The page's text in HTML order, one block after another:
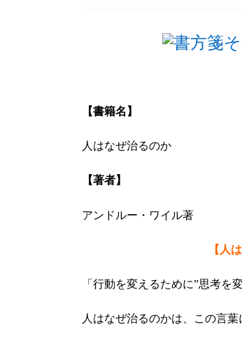
【書籍名】
人はなぜ治るのか
【著者】
アンドルー・ワイル著
【人
「行動を変えるために”思考を
人はなぜ治るのかは、この言